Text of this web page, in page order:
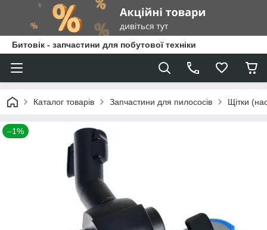
Битовік - запчастини для побутової техніки
Каталог товарів Запчастини для пилососів Щітки
–1%